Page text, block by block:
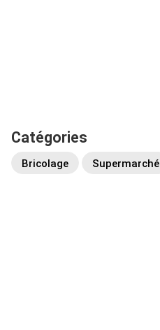
Catégories
Bricolage Supermarché